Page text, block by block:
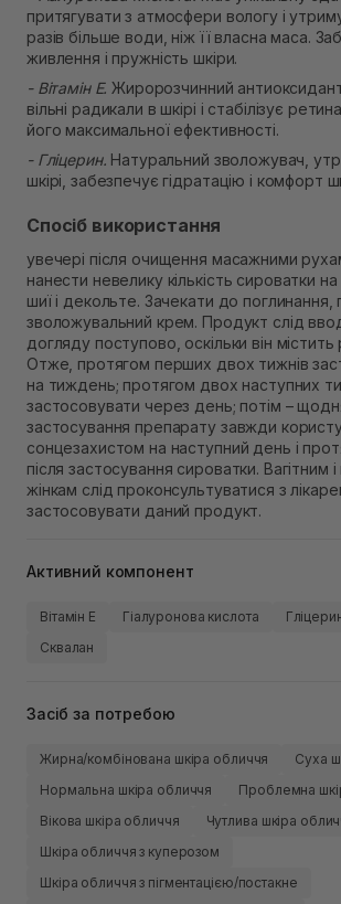
притягувати з атмосфери вологу і
разів більше води, ніж її власна маса.
живлення і пружність шкіри.
- Вітамін Е. Жиророзчинний
вільні радикали в шкірі і стабілізує
його максимальної ефективності.
- Гліцерин. Натуральний зволожувач,
шкірі, забезпечує гідратацію і комфорт
Спосіб використання
увечері після очищення масажними
нанести невелику кількість сироватки
шиї і декольте. Зачекати до поглинання,
зволожувальний крем. Продукт слід
догляду поступово, оскільки він
Отже, протягом перших двох тижнів
на тиждень; протягом двох наступних
застосовувати через день; потім –
застосування препарату завжди
сонцезахистом на наступний день і
після застосування сироватки. Вагітним
жінкам слід проконсультуватися з
застосовувати даний продукт.
Активний компонент
Вітамін Е Гіалуронова кислота
Сквалан
Засіб за потребою
Жирна/комбінована шкіра обличчя
Суха
Нормальна шкіра обличчя
Проблемна
Вікова шкіра обличчя
Чутлива шкіра
Шкіра обличчя з куперозом
Шкіра обличчя з пігментацією/постакне